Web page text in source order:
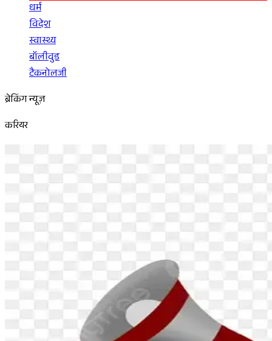
धर्म
विदेश
स्वास्थ्य
बॉलीवुड
टैकनोलजी
ब्रेकिंग न्यूज़
करियर